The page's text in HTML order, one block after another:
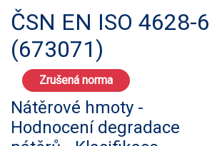
ČSN EN ISO 4628-6
(673071)
Zrušená norma
Nátěrové hmoty -
Hodnocení degradace